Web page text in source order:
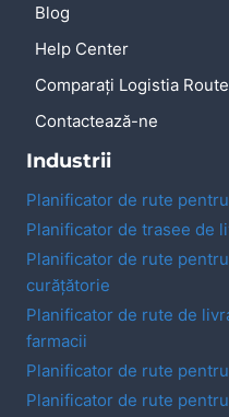
Blog
Help Center
Comparați Logistia
Contactează-ne
Industrii
Planificator de rute
Planificator de trasee de
Planificator de rute
curățătorie
Planificator de rute de
farmacii
Planificator de rute
Planificator de rute